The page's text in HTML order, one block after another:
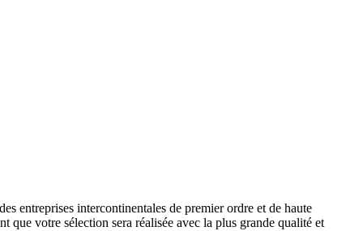
entreprises intercontinentales de premier ordre et de haute
que votre sélection sera réalisée avec la plus grande qualité et